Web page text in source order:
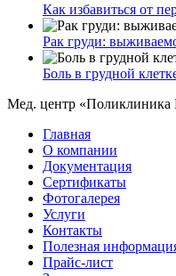
Как избавиться от
Рак груди:
Боль в грудной
Мед. центр «Поликлиника
Главная
О компании
Документация
Сертификаты
Фотогалерея
Услуги
Контакты
Полезная
Прайс-лист